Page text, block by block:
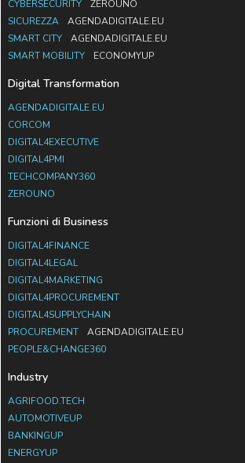
CYBERSECURITY
ZEROUNO
SICUREZZA
AGENDADIGITALE.EU
SMART CITY
AGENDADIGITALE.EU
SMART MOBILITY
ECONOMYUP
Digital Transformation
AGENDADIGITALE.EU
CORCOM
DIGITAL4EXECUTIVE
DIGITAL4PMI
TECHCOMPANY360
ZEROUNO
Funzioni di Business
DIGITAL4FINANCE
DIGITAL4LEGAL
DIGITAL4MARKETING
DIGITAL4PROCUREMENT
DIGITAL4SUPPLYCHAIN
PROCUREMENT
AGENDADIGITALE.EU
PEOPLE&CHANGE360
Industry
AGRIFOOD.TECH
AUTOMOTIVEUP
BANKINGUP
ENERGYUP